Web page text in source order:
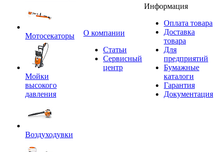
Мотосекаторы
Мойки
высокого
давления
Воздуходувки
O компании
Статьи
Сервисный
центр
Информация
Оплата товара
Доставка
товара
Для
предприятий
Бумажные
каталоги
Гарантия
Документация